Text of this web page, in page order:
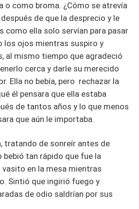
o como broma. ¿Cómo se atrevía
de que la desprecio y le
como ella solo servían para pasar
los ojos mientras suspiro y
al mismo tiempo que agradeció
cerca y darle su merecido
Ella no bebía, pero rechazar la
él pensara que ella estaba
de tantos años y lo que menos
que aún le importaba.
tratando de sonreír antes de
bebió tan rápido que fue la
vasito en la mesa mientras
Sintió que ingirió fuego y
de odio saldrían por sus